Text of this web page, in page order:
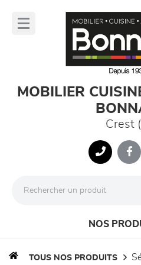
MOBILIER
Crest
NOS
TOUS NOS PRODUITS